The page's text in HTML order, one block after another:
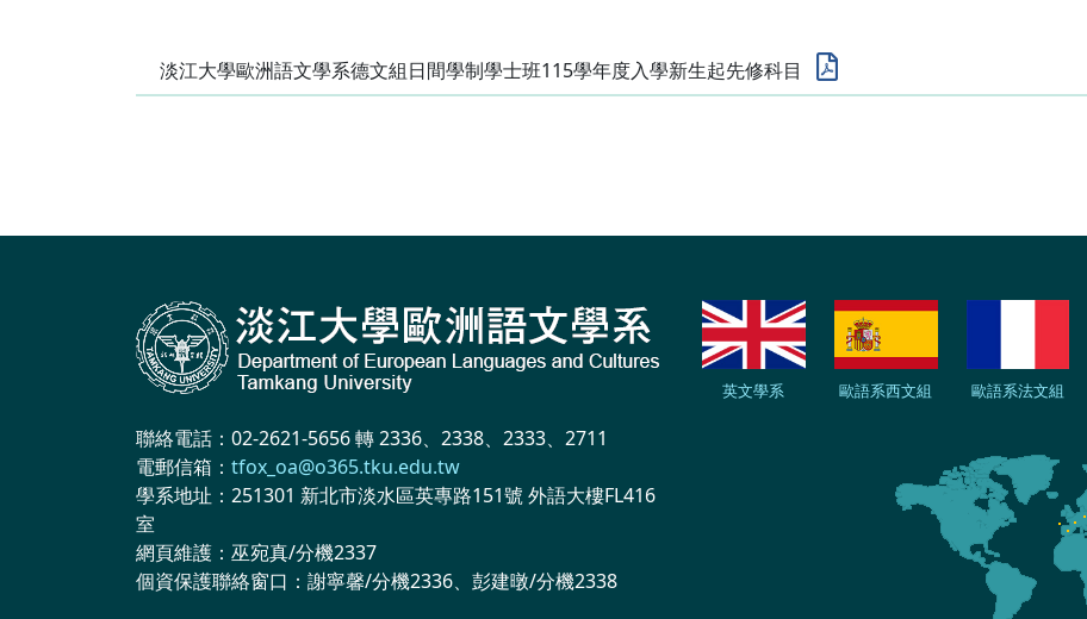
淡江大學歐洲語文學系德文組日間學制學士班115學年度入學新生起先修科目
聯絡電話：02-2621-5656 轉 2336、2338、2333、2711
電郵信箱： tfox_oa@o365.tku.edu.tw
學系地址：251301 新北市淡水區英專路151號 外語大樓FL416
室
網頁維護：巫宛真/分機2337
個資保護聯絡窗口：謝寧馨/分機2336、彭建暾/分機2338
英文學系 歐語系西文組 歐語系法文組